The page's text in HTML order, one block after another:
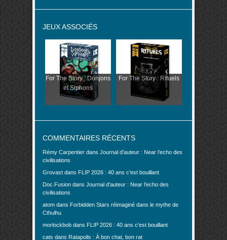
JEUX ASSOCIÉS
For The Story : Donjons
et Siphons
For The Story : Rituels
COMMENTAIRES RÉCENTS
Rémy Carpentier dans Journal d’auteur : Near l’echo des
civilisations
Grovast dans FLIP 2026 : 40 ans c’est bouillant
Doc.Fusion dans Journal d’auteur : Near l’echo des
civilisations
atom dans Forbidden Stars réimaginé dans le mythe de
Cthulhu
morlockbob dans FLIP 2026 : 40 ans c’est bouillant
cats dans Ratapolis : À bon chat, bon rat